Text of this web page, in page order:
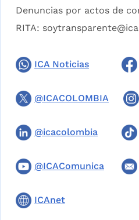
Denuncias por actos de
RITA:
ICA Noticias
@ICACOLOMBIA
@icacolombia
@ICAComunica
ICAnet